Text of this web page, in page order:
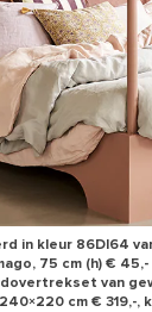
in kleur 86DI64
75 cm (h) €
van
cm € 319,-,